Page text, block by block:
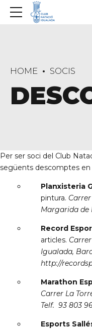
HOME SOCIS
Per ser soci del Club
següents descomptes en
Planxisteria
pintura.
Margarida de
Record
articles.
Igualada,
http://
Marathon
Carrer La
Telf. 93 803
Esports